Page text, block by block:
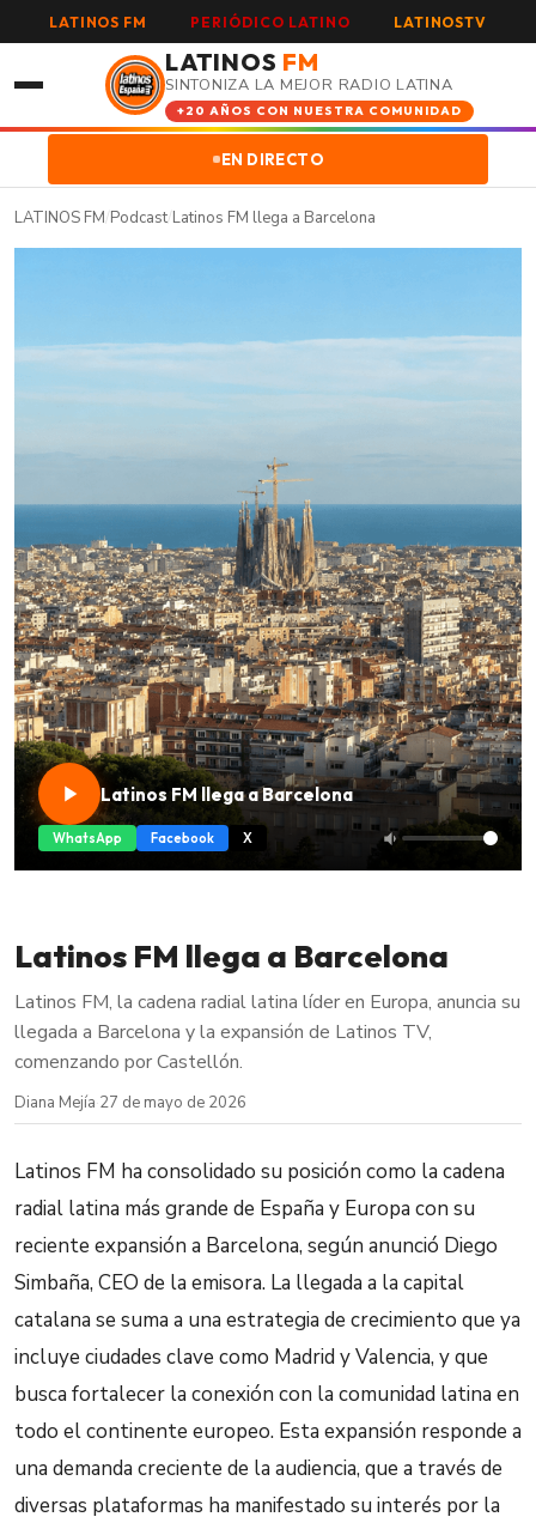
LATINOS FM PERIÓDICO LATINO LATINOSTV
LATINOS FM
SINTONIZA LA MEJOR RADIO LATINA
+20 AÑOS CON NUESTRA COMUNIDAD
EN DIRECTO
LATINOS FM/Podcast/Latinos FM llega a Barcelona
Latinos FM llega a Barcelona
WhatsApp Facebook X
Latinos FM llega a Barcelona
Latinos FM, la cadena radial latina líder en Europa, anuncia su
llegada a Barcelona y la expansión de Latinos TV,
comenzando por Castellón.
Diana Mejía·27 de mayo de 2026
Latinos FM ha consolidado su posición como la cadena
radial latina más grande de España y Europa con su
reciente expansión a Barcelona, según anunció Diego
Simbaña, CEO de la emisora. La llegada a la capital
catalana se suma a una estrategia de crecimiento que ya
incluye ciudades clave como Madrid y Valencia, y que
busca fortalecer la conexión con la comunidad latina en
todo el continente europeo. Esta expansión responde a
una demanda creciente de la audiencia, que a través de
diversas plataformas ha manifestado su interés por la